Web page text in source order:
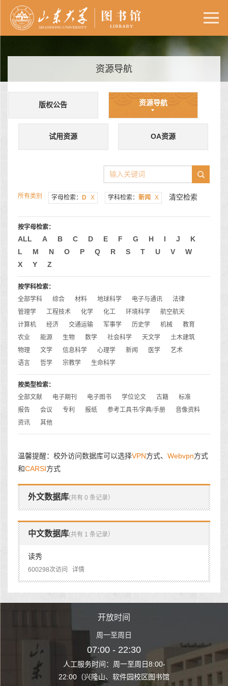
资源导航
版权公告 资源导航
试用资源 OA资源
所有类别 字母检索： D X 学科检索： 新闻 X 清空检索
按字母检索：
ALL A B C D E F G H I J
K
L
M N O P Q R S T U V
W
X
Y Z
按学科检索：
全部学科
综合 材料 地球科学 电子与通讯
法律
管理学
工程技术 化学 化工 环境科学
航空航天
计算机
经济 交通运输 军事学 历史学 机械
教育
农业
能源 生物 数学 社会科学 天文学
土木建筑
物理
文学 信息科学 心理学 新闻 医学
艺术
语言
哲学 宗教学 生命科学
按类型检索：
全部文献
电子期刊 电子图书 学位论文 古籍
标准
报告
会议 专利 报纸 参考工具书/字典/手册
音像资料
资讯
其他
温馨提醒：校外访问数据库可以选择VPN方式、 Webvpn方式
和CARSI方式
外文数据库(共有 0 条记录）
中文数据库(共有 1 条记录）
读秀
600298次访问 详情
至周日8:00-
园校区图书馆
开放时间
周一至周日
07:00 - 22:30
人工服务时间：周一至周日8:00-
22:00（兴隆山、软件园校区图书馆
人工服务时间
22:00（兴隆山